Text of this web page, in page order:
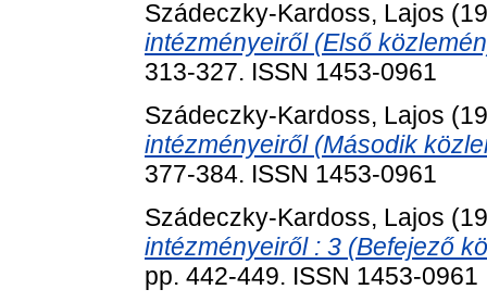
Szádeczky-Kardoss, Lajos
intézményeiről (Első
313-327. ISSN 1453-0961
Szádeczky-Kardoss, Lajos
intézményeiről (Második
377-384. ISSN 1453-0961
Szádeczky-Kardoss, Lajos
intézményeiről : 3 (Befejező
pp. 442-449. ISSN 1453-0961